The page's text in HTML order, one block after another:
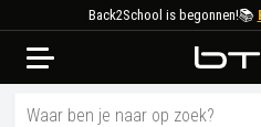
Back2School is begonnen!📚